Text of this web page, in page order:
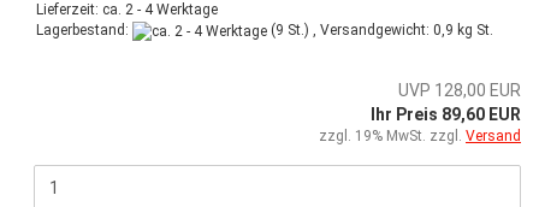
Lieferzeit: ca. 2 - 4 Werktage
Lagerbestand:
(9 St.) , Versandgewicht: 0,9 kg St.
UVP 128,00 EUR
Ihr Preis 89,60 EUR
zzgl. 19% MwSt. zzgl. Versand